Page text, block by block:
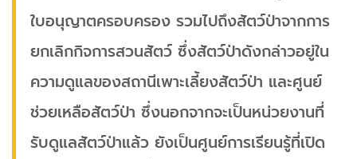
ใบอนุญาตครอบครอง รวมไปถึงสัตว์ป่าจากการ
ยกเลิกกิจการสวนสัตว์ ซึ่งสัตว์ป่าดังกล่าวอยู่ใน
ความดูแลของสถานีเพาะเลี้ยงสัตว์ป่า และศูนย์
ช่วยเหลือสัตว์ป่า ซึ่งนอกจากจะเป็นหน่วยงานที่
รับดูแลสัตว์ป่าแล้ว ยังเป็นศูนย์การเรียนรู้ที่เปิด